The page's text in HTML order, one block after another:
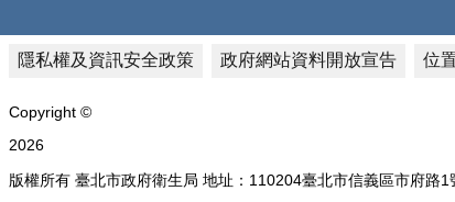
隱私權及資訊安全政策 政府網站資料開放宣告 位
Copyright ©
2026
版權所有 臺北市政府衛生局 地址：110204臺北市信義區市府路1